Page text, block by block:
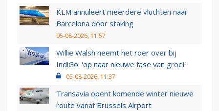
KLM annuleert meerdere vluchten naar
Barcelona door staking
05-08-2026, 11:57
Willie Walsh neemt het roer over bij
IndiGo: 'op naar nieuwe fase van groei'
05-08-2026, 11:37
Transavia opent komende winter nieuwe
route vanaf Brussels Airport